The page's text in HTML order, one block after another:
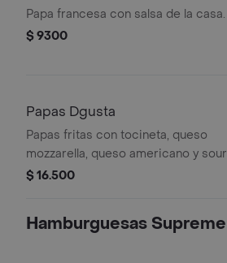
Papa francesa con salsa de la casa.
$ 9300
Papas Dgusta
Papas fritas con tocineta, queso
mozzarella, queso americano y sour
cream.
$ 16.500
Hamburguesas Supreme